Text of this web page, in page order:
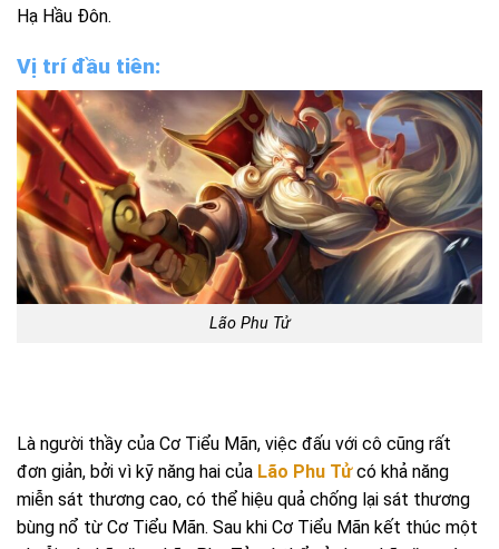
Hạ Hầu Đôn.
Vị trí đầu tiên:
Lão Phu Tử
Là người thầy của Cơ Tiểu Mãn, việc đấu với cô cũng rất
đơn giản, bởi vì kỹ năng hai của Lão Phu Tửcó khả năng
miễn sát thương cao, có thể hiệu quả chống lại sát thương
bùng nổ từ Cơ Tiểu Mãn. Sau khi Cơ Tiểu Mãn kết thúc một